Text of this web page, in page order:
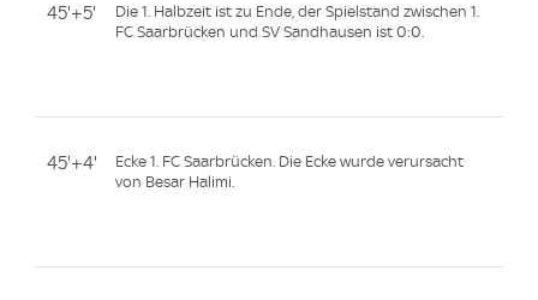
45'+5'
Die 1. Halbzeit ist zu Ende, der Spielstand zwischen 1.
FC Saarbrücken und SV Sandhausen ist 0:0.
45'+4'
Ecke 1. FC Saarbrücken. Die Ecke wurde verursacht
von Besar Halimi.